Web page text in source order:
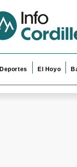
Deportes El Hoyo